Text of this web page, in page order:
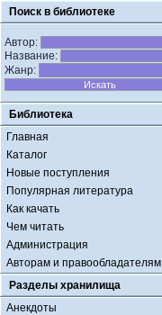
Поиск в библиотеке
Автор:
Название:
Жанр:
Библиотека
Главная
Каталог
Новые поступления
Популярная литература
Как качать
Чем читать
Администрация
Авторам и правообладателям
Разделы хранилища
Анекдоты